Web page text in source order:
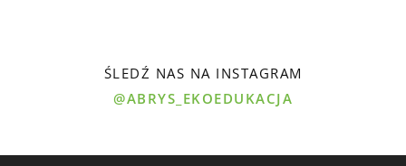
ŚLEDŹ NAS NA INSTAGRAM
@ABRYS_EKOEDUKACJA